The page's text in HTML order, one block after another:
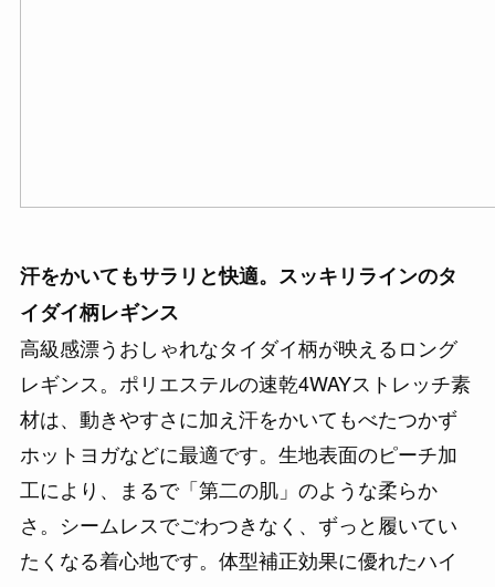
汗をかいてもサラリと快適。スッキリラインのタ
イダイ柄レギンス
高級感漂うおしゃれなタイダイ柄が映えるロング
レギンス。ポリエステルの速乾4WAYストレッチ素
材は、動きやすさに加え汗をかいてもべたつかず
ホットヨガなどに最適です。生地表面のピーチ加
工により、まるで「第二の肌」のような柔らか
さ。シームレスでごわつきなく、ずっと履いてい
たくなる着心地です。体型補正効果に優れたハイ